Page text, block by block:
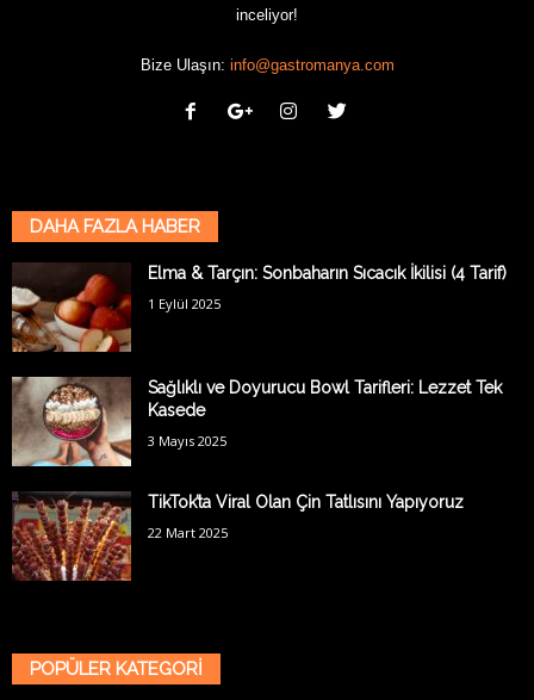
inceliyor!
Bize Ulaşın: info@gastromanya.com
DAHA FAZLA HABER
Elma & Tarçın: Sonbaharın Sıcacık İkilisi (4 Tarif)
1 Eylül 2025
Sağlıklı ve Doyurucu Bowl Tarifleri: Lezzet Tek
Kasede
3 Mayıs 2025
TikTok’ta Viral Olan Çin Tatlısını Yapıyoruz
22 Mart 2025
POPÜLER KATEGORİ